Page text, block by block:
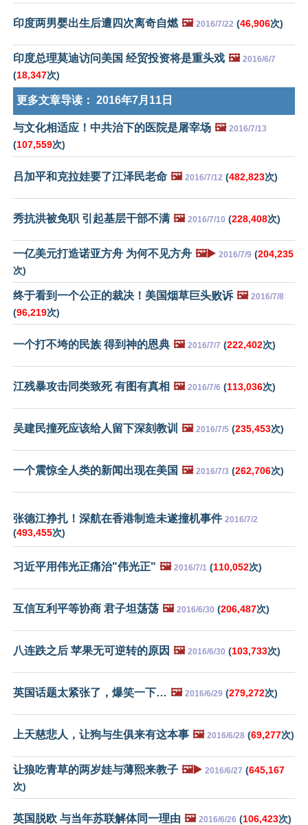
印度两男婴出生后遭四次离奇自燃 🖼️ 2016/7/22 (46,906次)
印度总理莫迪访问美国 经贸投资将是重头戏 🖼️ 2016/6/7
(18,347次)
更多文章导读： 2016年7月11日
与文化相适应！中共治下的医院是屠宰场 🖼️ 2016/7/13
(107,559次)
吕加平和克拉娃要了江泽民老命 🖼️ 2016/7/12 (482,823次)
秀抗洪被免职 引起基层干部不满 🖼️ 2016/7/10 (228,408次)
一亿美元打造诺亚方舟 为何不见方舟 🖼️▶️ 2016/7/9 (204,235
次)
终于看到一个公正的裁决！美国烟草巨头败诉 🖼️ 2016/7/8
(96,219次)
一个打不垮的民族 得到神的恩典 🖼️ 2016/7/7 (222,402次)
江残暴攻击同类致死 有图有真相 🖼️ 2016/7/6 (113,036次)
吴建民撞死应该给人留下深刻教训 🖼️ 2016/7/5 (235,453次)
一个震惊全人类的新闻出现在美国 🖼️ 2016/7/3 (262,706次)
张德江挣扎！深航在香港制造未遂撞机事件 2016/7/2
(493,455次)
习近平用伟光正痛治"伟光正" 🖼️ 2016/7/1 (110,052次)
互信互利平等协商 君子坦荡荡 🖼️ 2016/6/30 (206,487次)
八连跌之后 苹果无可逆转的原因 🖼️ 2016/6/30 (103,733次)
英国话题太紧张了，爆笑一下… 🖼️ 2016/6/29 (279,272次)
上天慈悲人，让狗与生俱来有这本事 🖼️ 2016/6/28 (69,277次)
让狼吃青草的两岁娃与薄熙来教子 🖼️▶️ 2016/6/27 (645,167
次)
英国脱欧 与当年苏联解体同一理由 🖼️ 2016/6/26 (106,423次)